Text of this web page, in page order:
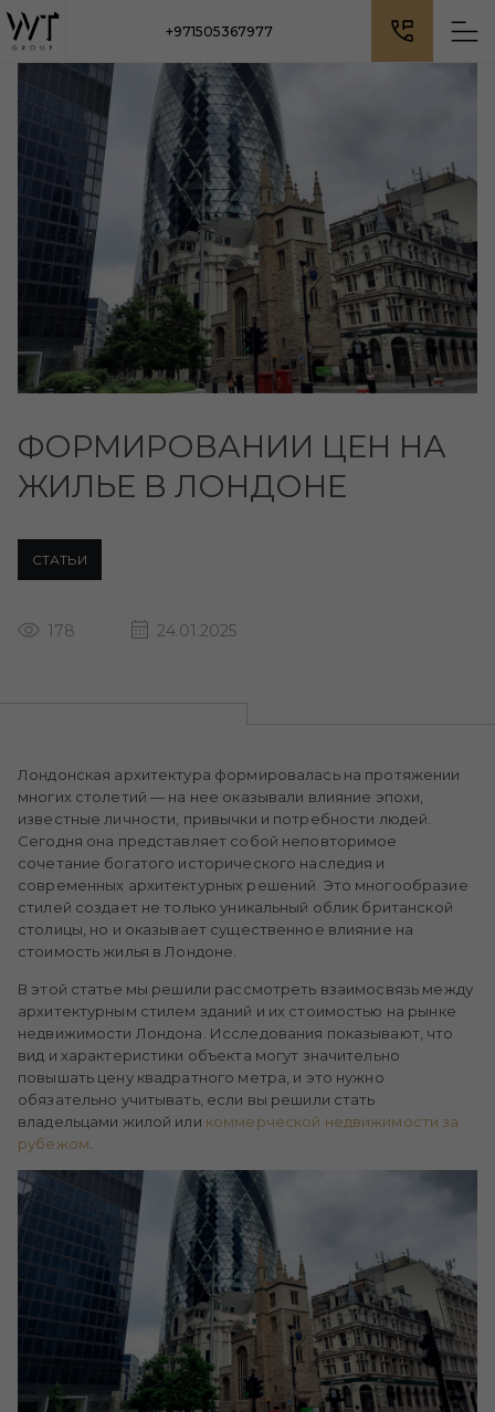
+971505367977
ФОРМИРОВАНИИ ЦЕН НА
ЖИЛЬЕ В ЛОНДОНЕ
СТАТЬИ
178 24.01.2025
Лондонская архитектура формировалась на протяжении
многих столетий — на нее оказывали влияние эпохи,
известные личности, привычки и потребности людей.
Сегодня она представляет собой неповторимое
сочетание богатого исторического наследия и
современных архитектурных решений. Это многообразие
стилей создает не только уникальный облик британской
столицы, но и оказывает существенное влияние на
стоимость жилья в Лондоне.
В этой статье мы решили рассмотреть взаимосвязь между
архитектурным стилем зданий и их стоимостью на рынке
недвижимости Лондона. Исследования показывают, что
вид и характеристики объекта могут значительно
повышать цену квадратного метра, и это нужно
обязательно учитывать, если вы решили стать
владельцами жилой или коммерческой недвижимости за
рубежом